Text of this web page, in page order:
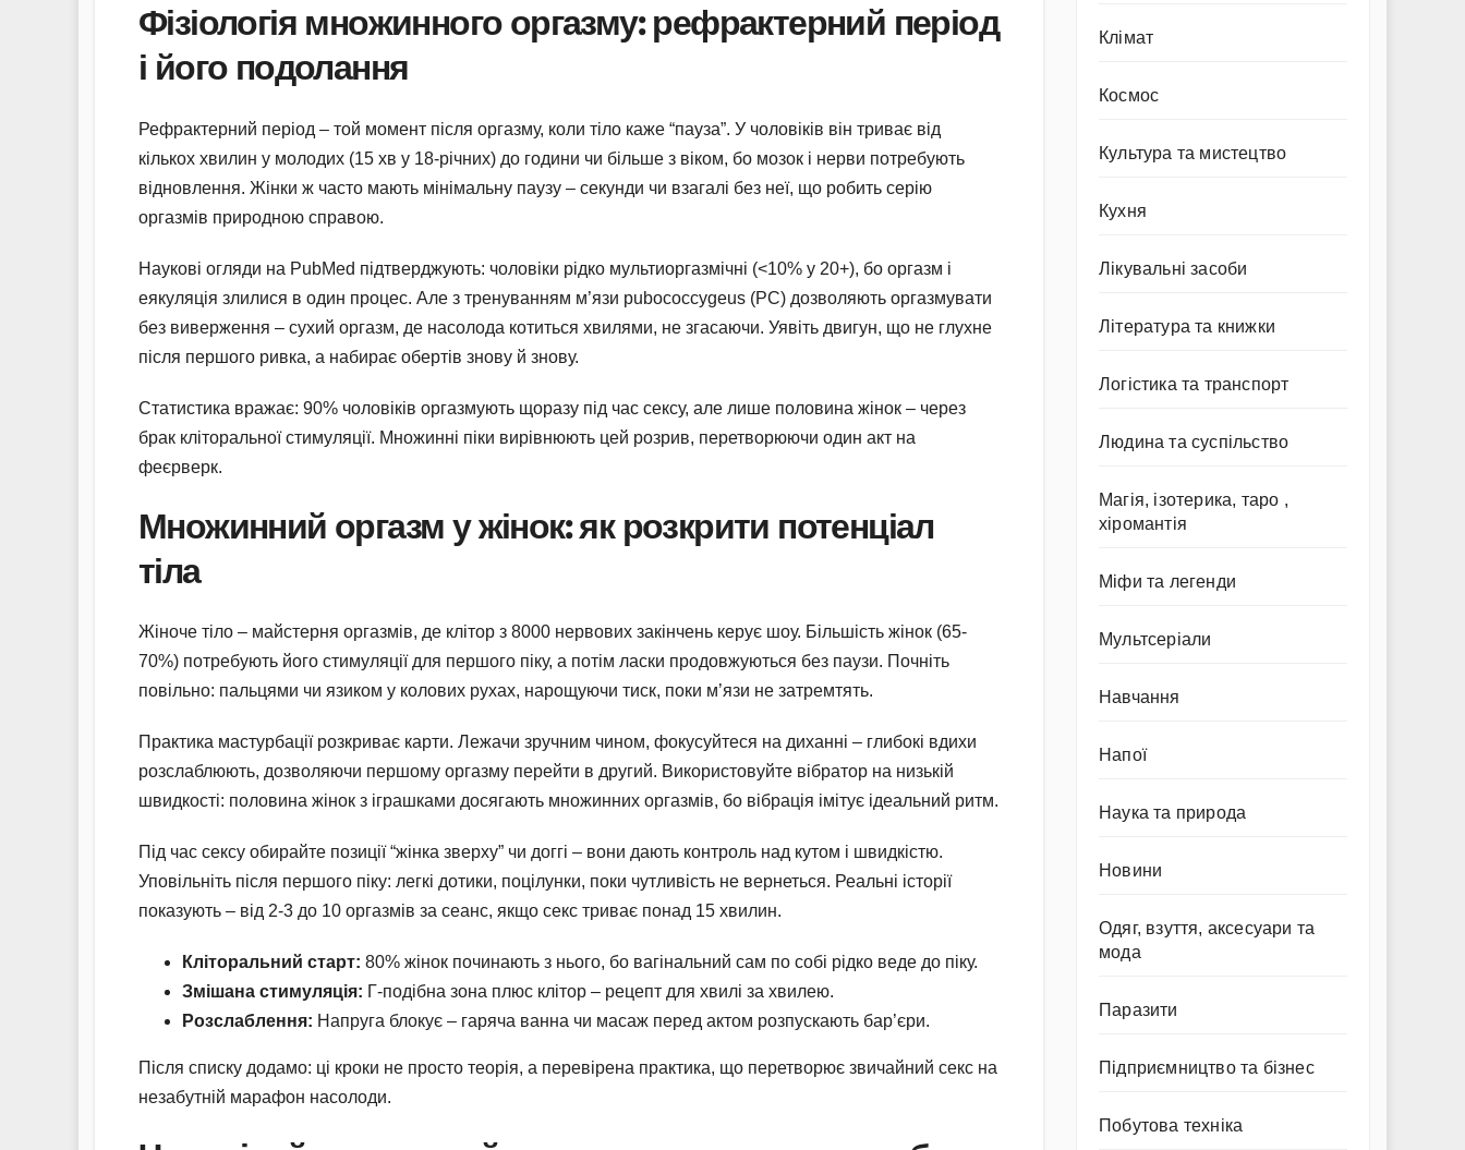
Фізіологія множинного оргазму: рефрактерний період
і його подолання
Рефрактерний період – той момент після оргазму, коли тіло каже “пауза”. У чоловіків він триває від
кількох хвилин у молодих (15 хв у 18-річних) до години чи більше з віком, бо мозок і нерви потребують
відновлення. Жінки ж часто мають мінімальну паузу – секунди чи взагалі без неї, що робить серію
оргазмів природною справою.
Наукові огляди на PubMed підтверджують: чоловіки рідко мультиоргазмічні (<10% у 20+), бо оргазм і
еякуляція злилися в один процес. Але з тренуванням м’язи pubococcygeus (PC) дозволяють оргазмувати
без виверження – сухий оргазм, де насолода котиться хвилями, не згасаючи. Уявіть двигун, що не глухне
після першого ривка, а набирає обертів знову й знову.
Статистика вражає: 90% чоловіків оргазмують щоразу під час сексу, але лише половина жінок – через
брак кліторальної стимуляції. Множинні піки вирівнюють цей розрив, перетворюючи один акт на
феєрверк.
Множинний оргазм у жінок: як розкрити потенціал
тіла
Жіноче тіло – майстерня оргазмів, де клітор з 8000 нервових закінчень керує шоу. Більшість жінок (65-
70%) потребують його стимуляції для першого піку, а потім ласки продовжуються без паузи. Почніть
повільно: пальцями чи язиком у колових рухах, нарощуючи тиск, поки м’язи не затремтять.
Практика мастурбації розкриває карти. Лежачи зручним чином, фокусуйтеся на диханні – глибокі вдихи
розслаблюють, дозволяючи першому оргазму перейти в другий. Використовуйте вібратор на низькій
швидкості: половина жінок з іграшками досягають множинних оргазмів, бо вібрація імітує ідеальний ритм.
Під час сексу обирайте позиції “жінка зверху” чи доггі – вони дають контроль над кутом і швидкістю.
Уповільніть після першого піку: легкі дотики, поцілунки, поки чутливість не вернеться. Реальні історії
показують – від 2-3 до 10 оргазмів за сеанс, якщо секс триває понад 15 хвилин.
Кліторальний старт: 80% жінок починають з нього, бо вагінальний сам по собі рідко веде до піку.
Змішана стимуляція: Г-подібна зона плюс клітор – рецепт для хвилі за хвилею.
Розслаблення: Напруга блокує – гаряча ванна чи масаж перед актом розпускають бар’єри.
Після списку додамо: ці кроки не просто теорія, а перевірена практика, що перетворює звичайний секс на
незабутній марафон насолоди.
Клімат
Космос
Культура та мистецтво
Кухня
Лікувальні засоби
Література та книжки
Логістика та транспорт
Людина та суспільство
Магія, ізотерика, таро ,
хіромантія
Міфи та легенди
Мультсеріали
Навчання
Напої
Наука та природа
Новини
Одяг, взуття, аксесуари та
мода
Паразити
Підприємництво та бізнес
Побутова техніка